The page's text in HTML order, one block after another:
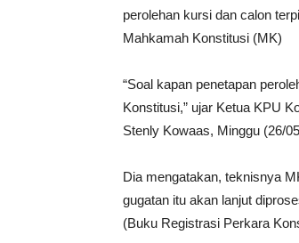
perolehan kursi dan calon
Mahkamah Konstitusi (MK)
“Soal kapan penetapan
Konstitusi,” ujar Ketua KPU
Stenly Kowaas, Minggu (26/
Dia mengatakan, teknisnya
gugatan itu akan lanjut
(Buku Registrasi Perkara